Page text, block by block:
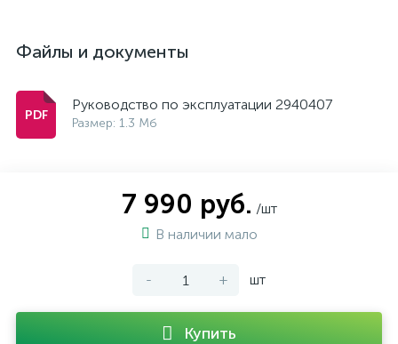
Файлы и документы
Руководство по эксплуатации 2940407
Размер: 1.3 Мб
7 990 руб. /шт
В наличии мало
- + шт
Купить